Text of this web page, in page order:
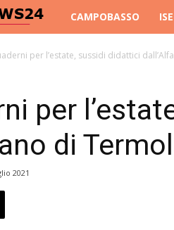
Molise
News
CAMPOBASSO
per l’estate, sussidi didattici
per
di
2021